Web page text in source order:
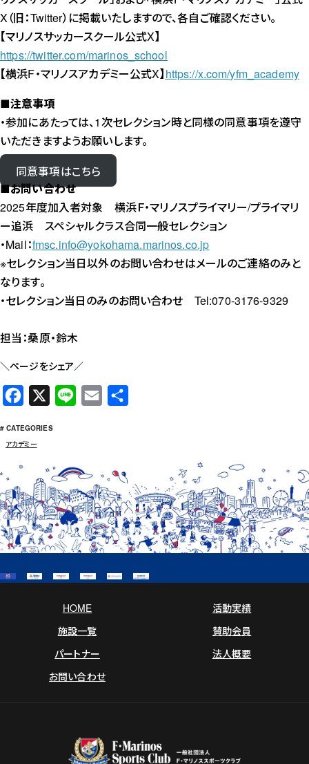
X（旧：Twitter）に掲載いたしますので、各自ご確認ください。
【マリノスサッカースクール公式X】
https://twitter.com/marinos_school
【横浜F・マリノスアカデミー公式X】https://x.com/yfm_academy
■注意事項
・参加にあたっては、1次セレクション時と同様の同意事項を遵守
いただきますようお願いします。
同意事項はこちら
■お問い合わせ
2025年度加入者対象 横浜Ｆ・マリノスプライマリー/プライマリ
ー追浜 スペシャルクラス合同一般セレクション
・Mail：fmsc.info@yokohama.marinos.co.jp
※セレクション当日以外のお問い合わせはメールのご連絡のみと
なります。
・セレクション当日のみのお問い合わせ Tel:070-3176-9329
担当：桑原・鈴木
＼ページをシェア／
o
o
k
X
l
# CATEGORIES
アカデミー
HOME
活動実績
施設一覧
賛助会員
パートナー
法人概要
お問い合わせ